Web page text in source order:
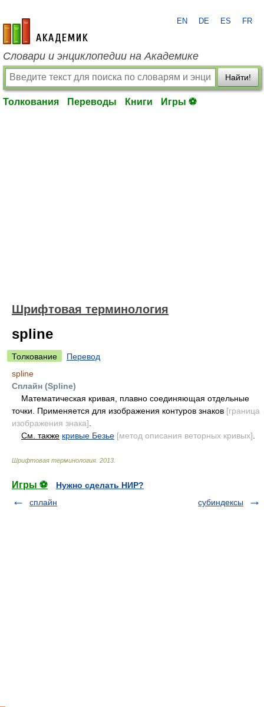
academic.ru
EN DE ES FR
Словари и энциклопедии на Академике
Найти!
Толкования Переводы Книги Игры ⚽
Шрифтовая терминология
spline
Толкование
Перевод
spline
Сплайн (Spline)
Математическая кривая, плавно соединяющая отдельные
точки. Применяется для изображения контуров знаков [граница
изображения знака]
См. также кривые Безье [метод описания веторных кривых]
Шрифтовая терминология 2013
Игры ⚽
Нужно сделать НИР?
сплайн
субиндексы